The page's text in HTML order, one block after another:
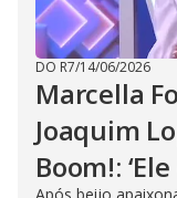
DO R7/14/06/2026
Marcella
Joaquim
Boom!: